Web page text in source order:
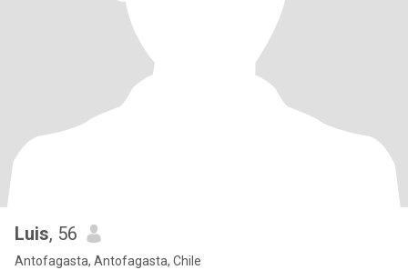
Luis, 56
Antofagasta, Antofagasta, Chile